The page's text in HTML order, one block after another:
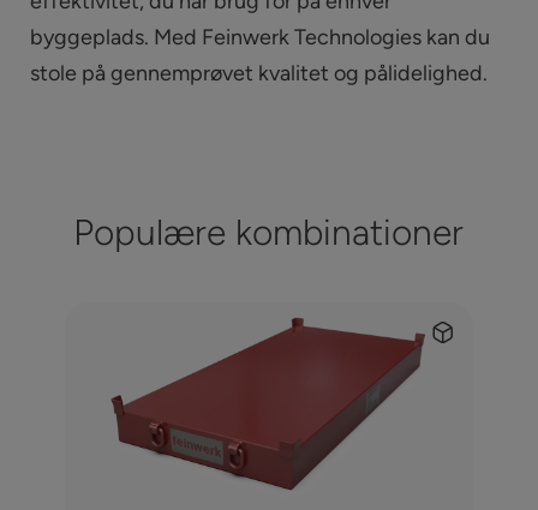
byggeplads. Med Feinwerk Technologies kan du
stole på gennemprøvet kvalitet og pålidelighed.
Populære kombinationer